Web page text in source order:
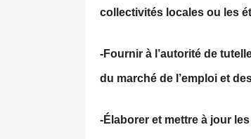
collectivités locales ou les
-Fournir à l’autorité de
du marché de l’emploi et
-Élaborer et mettre à jour